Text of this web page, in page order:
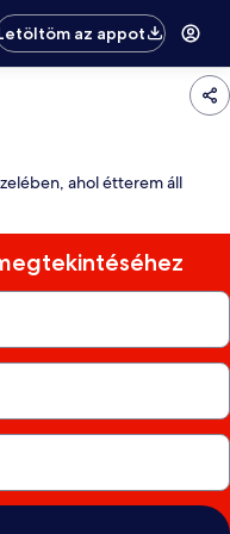
az appot
ahol étterem áll